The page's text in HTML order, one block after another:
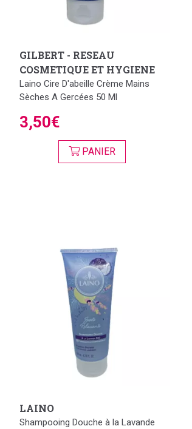
GILBERT - RESEAU
COSMETIQUE ET HYGIENE
Laino Cire D'abeille Crème Mains
Sèches A Gercées 50 Ml
3,50€
PANIER
LAINO
Shampooing Douche à la Lavande